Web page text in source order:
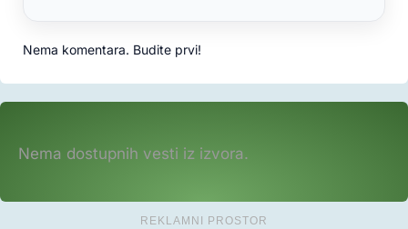
Nema komentara. Budite prvi!
Nema dostupnih vesti iz izvora.
REKLAMNI PROSTOR